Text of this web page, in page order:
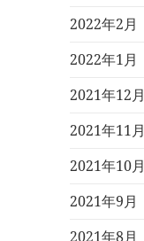
2022年2月
2022年1月
2021年12月
2021年11月
2021年10月
2021年9月
2021年8月